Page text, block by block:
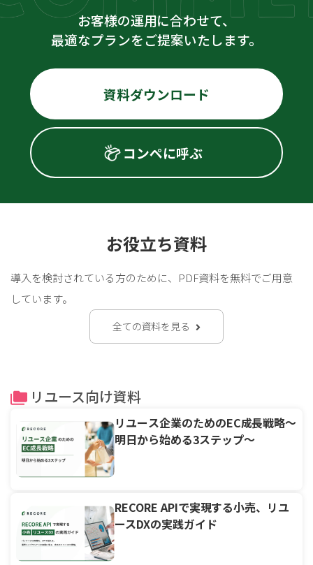
お客様の運用に合わせて、
最適なプランをご提案いたします。
資料ダウンロード
コンペに呼ぶ
お役立ち資料
導⼊を検討されている⽅のために、PDF資料を無料でご⽤意
しています。
全ての資料を見る
リユース向け資料
リユース企業のためのEC成長戦略〜
明日から始める3ステップ〜
RECORE APIで実現する小売、リユ
ースDXの実践ガイド